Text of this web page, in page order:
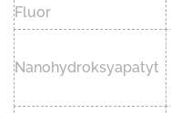
Fluor
Nanohydroksyapatyt